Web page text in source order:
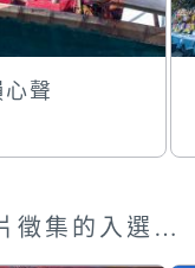
聲
澳門回歸25載”攝影展圖片徵集的入選作品